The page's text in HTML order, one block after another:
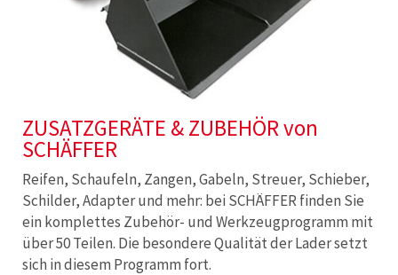
ZUSATZGERÄTE & ZUBEHÖR von
SCHÄFFER
Reifen, Schaufeln, Zangen, Gabeln, Streuer, Schieber,
Schilder, Adapter und mehr: bei SCHÄFFER finden Sie
ein komplettes Zubehör- und Werkzeugprogramm mit
über 50 Teilen. Die besondere Qualität der Lader setzt
sich in diesem Programm fort.